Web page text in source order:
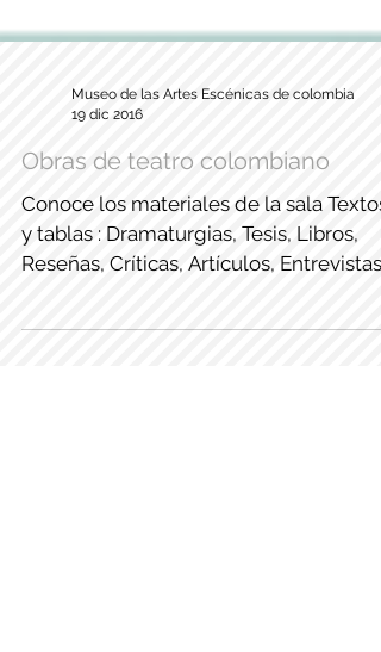
19 dic 2016
Obras de teatro colombiano
Conoce los materiales de la sala Textos
y tablas : Dramaturgias, Tesis, Libros,
Conferencias y...